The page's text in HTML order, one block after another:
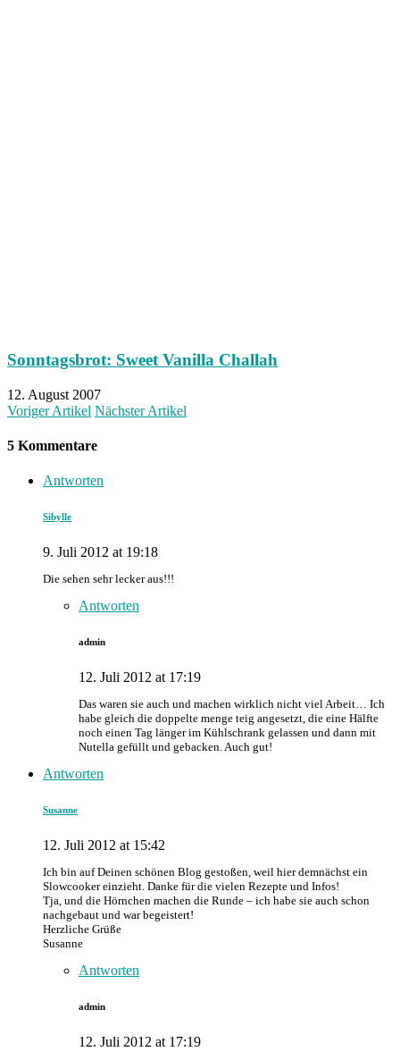
Sonntagsbrot: Sweet Vanilla Challah
12. August 2007
Voriger Artikel Nächster Artikel
5 Kommentare
Antworten
Sibylle
9. Juli 2012 at 19:18
Die sehen sehr lecker aus!!!
Antworten
admin
12. Juli 2012 at 17:19
Das waren sie auch und machen wirklich nicht viel Arbeit… Ich
habe gleich die doppelte menge teig angesetzt, die eine Hälfte
noch einen Tag länger im Kühlschrank gelassen und dann mit
Nutella gefüllt und gebacken. Auch gut!
Antworten
Susanne
12. Juli 2012 at 15:42
Ich bin auf Deinen schönen Blog gestoßen, weil hier demnächst ein
Slowcooker einzieht. Danke für die vielen Rezepte und Infos!
Tja, und die Hörnchen machen die Runde – ich habe sie auch schon
nachgebaut und war begeistert!
Herzliche Grüße
Susanne
Antworten
admin
12. Juli 2012 at 17:19